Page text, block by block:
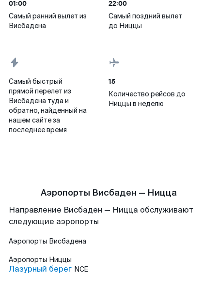
01:00
Самый ранний вылет из
Висбадена
22:00
Самый поздний вылет
до Ниццы
Самый быстрый
прямой перелет из
Висбадена туда и
обратно, найденный на
нашем сайте за
последнее время
15
Количество рейсов до
Ниццы в неделю
Аэропорты Висбаден — Ницца
Направление Висбаден — Ницца обслуживают
следующие аэропорты
Аэропорты Висбадена
Аэропорты Ниццы
Лазурный берег NCE